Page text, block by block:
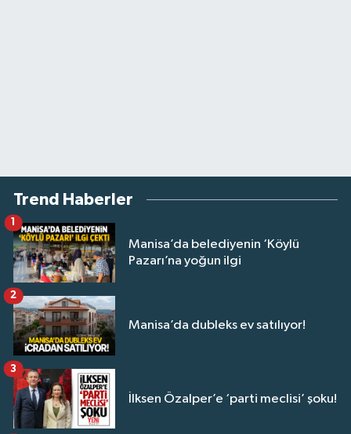
Trend Haberler
Manisa’da belediyenin ‘Köylü
Pazarı’na yoğun ilgi
1
Manisa’da dubleks ev satılıyor!
2
İlksen Özalper’e ‘parti meclisi’ şoku!
3